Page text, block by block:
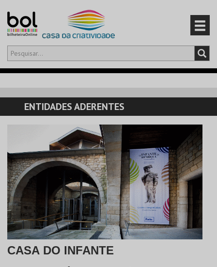
Olá,iniciar sessão
CARRINHO
EVENTOS
PRODUTOS
ENTIDADES ADERENTES
CASA DO INFANTE